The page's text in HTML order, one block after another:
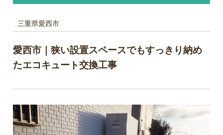
三重県愛西市
愛西市｜狭い設置スペースでもすっきり納め
たエコキュート交換工事